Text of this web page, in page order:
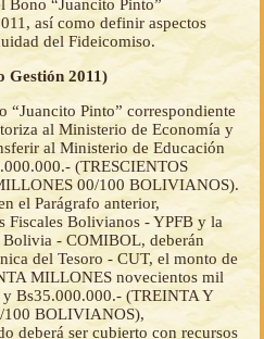
Bono “Juancito Pinto”
así como definir aspectos
del Fideicomiso.
Gestión 2011)
“Juancito Pinto” correspondiente
al Ministerio de Economía y
al Ministerio de Educación
(TRESCIENTOS
00/100 BOLIVIANOS).
el Parágrafo anterior,
Fiscales Bolivianos - YPFB y la
- COMIBOL, deberán
del Tesoro - CUT, el monto de
MILLONES novecientos mil
Bs35.000.000.- (TREINTA Y
BOLIVIANOS),
deberá ser cubierto con recursos